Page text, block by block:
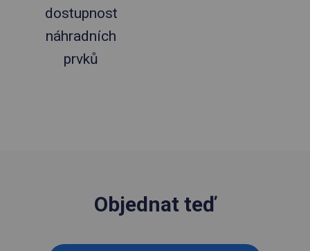
dostupnost
náhradních
prvků
Objednat teď